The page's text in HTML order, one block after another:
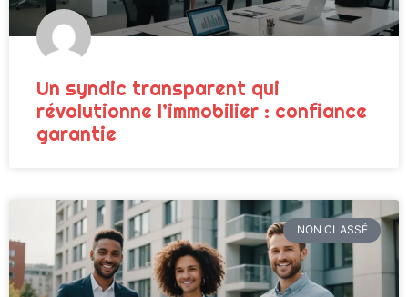
Un syndic transparent qui
révolutionne l’immobilier : confiance
garantie
NON CLASSÉ